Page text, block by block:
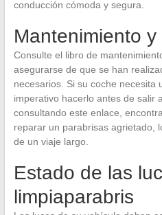
conducción cómoda y segura.
Mantenimiento
Consulte el libro de
asegurarse de que se han
necesarios. Si su coche necesita
imperativo hacerlo antes de salir
consultando este enlace,
reparar un parabrisas agrietado,
de un viaje largo.
Estado de las
limpiaparabris